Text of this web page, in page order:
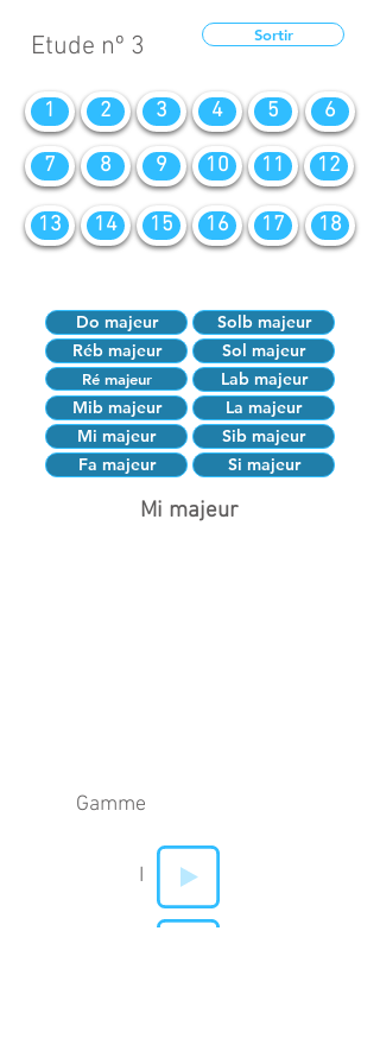
Etude nº 3 Sortir
1 2 3 4 5 6
7 8 9 10 11 12
13 14 15 16 17 18
Do majeur
Solb majeur
Réb majeur
Sol majeur
Ré majeur
Lab majeur
Mib majeur
La majeur
Mi majeur
Sib majeur
Fa majeur
Si majeur
Mi majeur
Gamme
I